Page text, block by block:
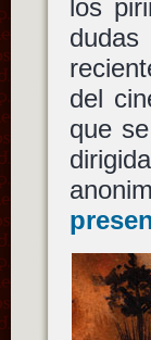
los
del
que